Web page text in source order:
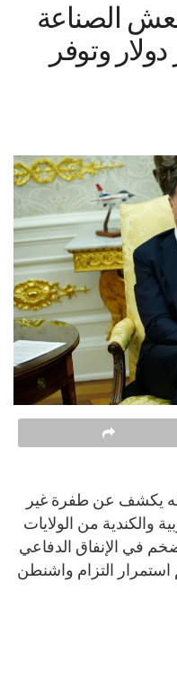
الصناعة
مليار دولار وتوفر
يكشف عن طفرة غير
والكندية من الولايات
في الإنفاق الدفاعي
التزام واشنطن